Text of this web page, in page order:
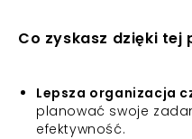
Co zyskasz dzięki tej
Lepsza organizacja
planować swoje
efektywność.